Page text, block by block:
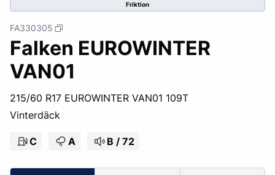
Friktion
FA330305
Falken EUROWINTER
VAN01
215/60 R17 EUROWINTER VAN01 109T
Vinterdäck
C A B / 72